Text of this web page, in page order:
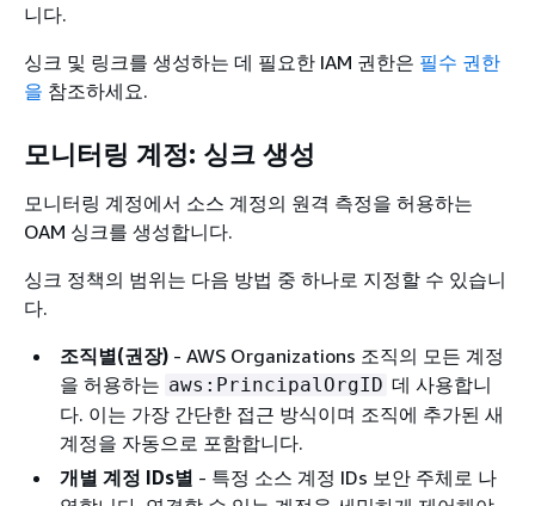
니다.
싱크 및 링크를 생성하는 데 필요한 IAM 권한은 필수 권한
을 참조하세요.
모니터링 계정: 싱크 생성
모니터링 계정에서 소스 계정의 원격 측정을 허용하는
OAM 싱크를 생성합니다.
싱크 정책의 범위는 다음 방법 중 하나로 지정할 수 있습니
다.
조직별(권장) - AWS Organizations 조직의 모든 계정
을 허용하는 aws:PrincipalOrgID 데 사용합니
다. 이는 가장 간단한 접근 방식이며 조직에 추가된 새
계정을 자동으로 포함합니다.
개별 계정 IDs별 - 특정 소스 계정 IDs 보안 주체로 나